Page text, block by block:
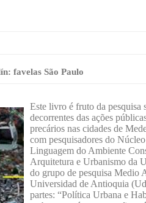
favelas São Paulo
Este livro é fruto da pesquisa
decorrentes das ações
precários nas cidades de
com pesquisadores do
Linguagem do Ambiente
Arquitetura e Urbanismo da
do grupo de pesquisa Medio
Universidad de Antioquia
partes: “Política Urbana e